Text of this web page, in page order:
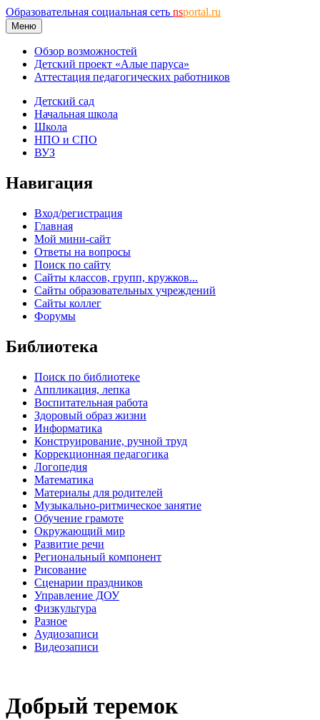
Образовательная социальная сеть nsportal.ru
Меню
Обзор возможностей
Детский проект «Алые паруса»
Аттестация педагогических работников
Детский сад
Начальная школа
Школа
НПО и СПО
ВУЗ
Навигация
Вход/регистрация
Главная
Мой мини-сайт
Ответы на вопросы
Поиск по сайту
Сайты классов, групп, кружков...
Сайты образовательных учреждений
Сайты коллег
Форумы
Библиотека
Поиск по библиотеке
Аппликация, лепка
Воспитательная работа
Здоровый образ жизни
Информатика
Конструирование, ручной труд
Коррекционная педагогика
Логопедия
Математика
Материалы для родителей
Музыкально-ритмическое занятие
Обучение грамоте
Окружающий мир
Развитие речи
Региональный компонент
Рисование
Сценарии праздников
Управление ДОУ
Физкультура
Разное
Аудиозаписи
Видеозаписи
Добрый теремок